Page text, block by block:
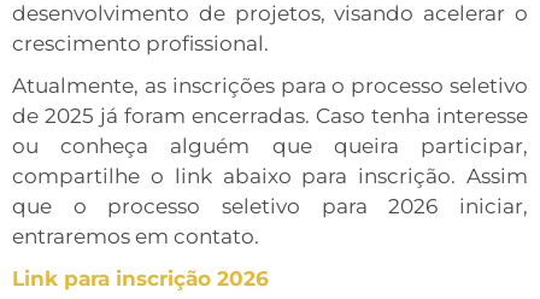
desenvolvimento de projetos, visando acelerar o
crescimento profissional.
Atualmente, as inscrições para o processo seletivo
de 2025 já foram encerradas. Caso tenha interesse
ou conheça alguém que queira participar,
compartilhe o link abaixo para inscrição. Assim
que o processo seletivo para 2026 iniciar,
entraremos em contato.
Link para inscrição 2026